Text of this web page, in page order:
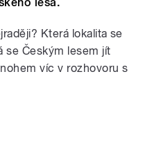
Která lokalita se
se Českým lesem jít
víc v rozhovoru s